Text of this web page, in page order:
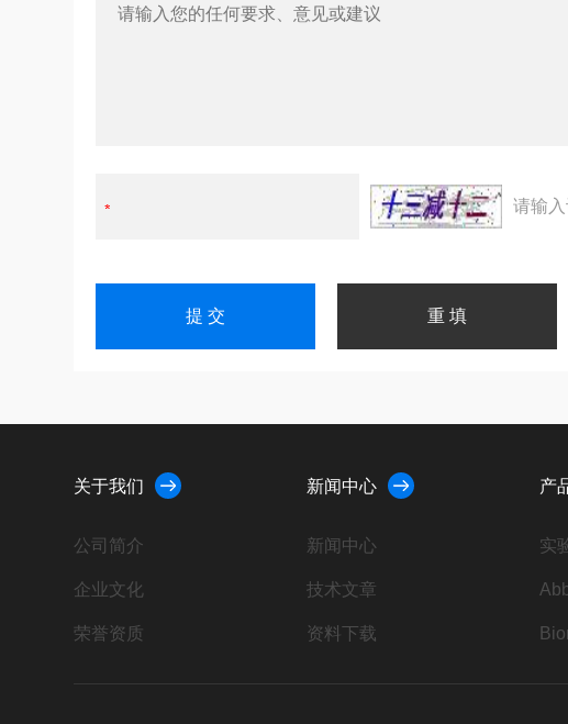
请输
关于我们
公司简介
企业文化
荣誉资质
新闻中心
新闻中心
技术文章
资料下载
产
实